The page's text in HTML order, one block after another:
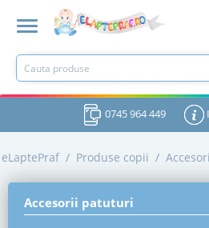
0745 964 449
eLaptePraf / Produse copii /
Accesorii patuturi